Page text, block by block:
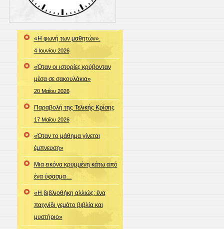
«Η φωνή των μαθητών».
4 Ιουνίου 2026
«Όταν οι ιστορίες κρύβονταν
μέσα σε σακουλάκια»
20 Μαΐου 2026
Παραβολή της Τελικής Κρίσης
17 Μαΐου 2026
«Όταν το μάθημα γίνεται
έμπνευση»
Μια εικόνα κρυμμένη κάτω από
ένα ύφασμα…
«Η βιβλιοθήκη αλλιώς: ένα
παιχνίδι γεμάτο βιβλία και
μυστήριο»